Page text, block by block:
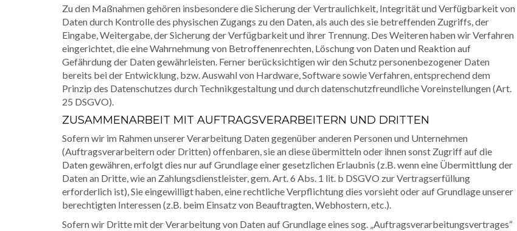
Zu den Maßnahmen gehören insbesondere die Sicherung der Vertraulichkeit, Integrität und Verfügbarkeit von
Daten durch Kontrolle des physischen Zugangs zu den Daten, als auch des sie betreffenden Zugriffs, der
Eingabe, Weitergabe, der Sicherung der Verfügbarkeit und ihrer Trennung. Des Weiteren haben wir Verfahren
eingerichtet, die eine Wahrnehmung von Betroffenenrechten, Löschung von Daten und Reaktion auf
Gefährdung der Daten gewährleisten. Ferner berücksichtigen wir den Schutz personenbezogener Daten
bereits bei der Entwicklung, bzw. Auswahl von Hardware, Software sowie Verfahren, entsprechend dem
Prinzip des Datenschutzes durch Technikgestaltung und durch datenschutzfreundliche Voreinstellungen (Art.
25 DSGVO).
ZUSAMMENARBEIT MIT AUFTRAGSVERARBEITERN UND DRITTEN
Sofern wir im Rahmen unserer Verarbeitung Daten gegenüber anderen Personen und Unternehmen
(Auftragsverarbeitern oder Dritten) offenbaren, sie an diese übermitteln oder ihnen sonst Zugriff auf die
Daten gewähren, erfolgt dies nur auf Grundlage einer gesetzlichen Erlaubnis (z.B. wenn eine Übermittlung der
Daten an Dritte, wie an Zahlungsdienstleister, gem. Art. 6 Abs. 1 lit. b DSGVO zur Vertragserfüllung
erforderlich ist), Sie eingewilligt haben, eine rechtliche Verpflichtung dies vorsieht oder auf Grundlage unserer
berechtigten Interessen (z.B. beim Einsatz von Beauftragten, Webhostern, etc.).
Sofern wir Dritte mit der Verarbeitung von Daten auf Grundlage eines sog. „Auftragsverarbeitungsvertrages“